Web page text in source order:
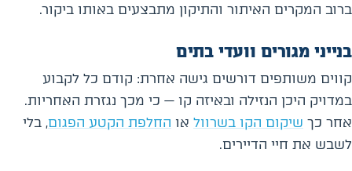
ברוב המקרים האיתור והתיקון מתבצעים באותו ביקור.
בנייני מגורים וועדי בתים
קווים משותפים דורשים גישה אחרת: קודם כל לקבוע
במדויק היכן הנזילה ובאיזה קו — כי מכך נגזרת האחריות.
אחר כך שיקום הקו בשרוול או החלפת הקטע הפגום, בלי
לשבש את חיי הדיירים.